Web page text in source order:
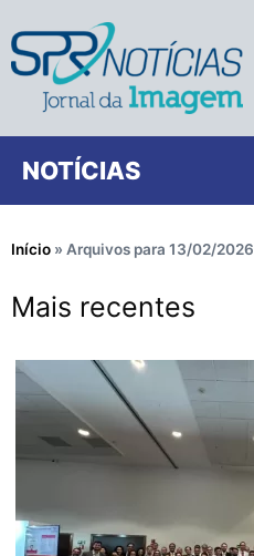
NOTÍCIAS
Início » Arquivos para 13/02/2026
Mais recentes